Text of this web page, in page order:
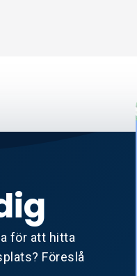
för att hitta
Föreslå